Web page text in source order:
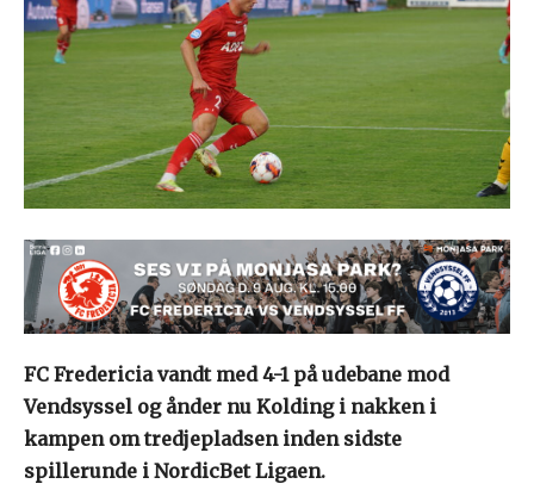
FC Fredericia vandt med 4-1 på udebane mod
Vendsyssel og ånder nu Kolding i nakken i
kampen om tredjepladsen inden sidste
spillerunde i NordicBet Ligaen.